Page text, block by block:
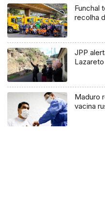
Funchal
recolha
JPP
Lazareto
Maduro
vacina